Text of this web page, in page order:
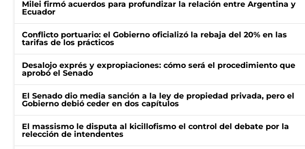
Milei firmó acuerdos para profundizar la relación entre Argentina y
Ecuador
Conflicto portuario: el Gobierno oficializó la rebaja del 20% en las
tarifas de los prácticos
Desalojo exprés y expropiaciones: cómo será el procedimiento que
aprobó el Senado
El Senado dio media sanción a la ley de propiedad privada, pero el
Gobierno debió ceder en dos capítulos
El massismo le disputa al kicillofismo el control del debate por la
relección de intendentes